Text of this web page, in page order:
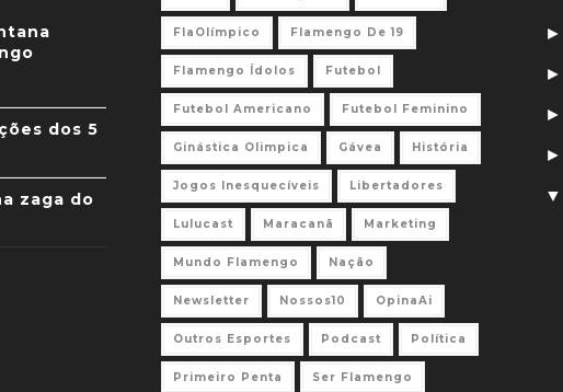
dos 5
zaga do
FlaOlímpico Flamengo De 19
Flamengo Ídolos Futebol
Futebol Americano Futebol Feminino
Ginástica Olimpica Gávea História
Jogos Inesquecíveis Libertadores
Lulucast Maracanã Marketing
Mundo Flamengo Nação
Newsletter Nossos10 OpinaAi
Outros Esportes Podcast Política
Primeiro Penta Ser Flamengo
►
►
►
►
▼